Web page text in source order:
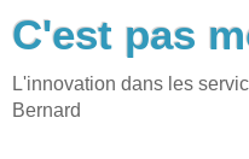
C'est pas
L'innovation dans les
Bernard